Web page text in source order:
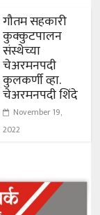
गौतम सहकारी
कुक्कुटपालन
संस्थेच्या
चेअरमनपदी
कुलकर्णी व्हा.
चेअरमनपदी शिंदे
November 19,
2022